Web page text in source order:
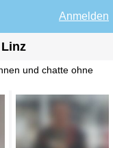
Anmelden
und chatte ohne